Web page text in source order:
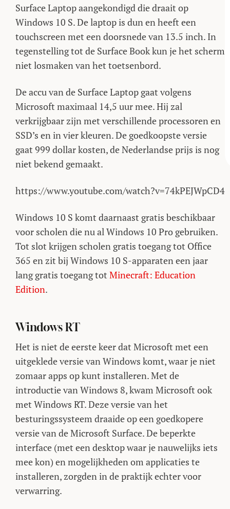
Surface Laptop aangekondigd die draait op
Windows 10 S. De laptop is dun en heeft een
touchscreen met een doorsnede van 13.5 inch. In
tegenstelling tot de Surface Book kun je het scherm
niet losmaken van het toetsenbord.
De accu van de Surface Laptop gaat volgens
Microsoft maximaal 14,5 uur mee. Hij zal
verkrijgbaar zijn met verschillende processoren en
SSD’s en in vier kleuren. De goedkoopste versie
gaat 999 dollar kosten, de Nederlandse prijs is nog
niet bekend gemaakt.
https://www.youtube.com/watch?v=74kPEJWpCD4
Windows 10 S komt daarnaast gratis beschikbaar
voor scholen die nu al Windows 10 Pro gebruiken.
Tot slot krijgen scholen gratis toegang tot Office
365 en zit bij Windows 10 S-apparaten een jaar
lang gratis toegang tot Minecraft: Education
Edition.
Windows RT
Het is niet de eerste keer dat Microsoft met een
uitgeklede versie van Windows komt, waar je niet
zomaar apps op kunt installeren. Met de
introductie van Windows 8, kwam Microsoft ook
met Windows RT. Deze versie van het
besturingssysteem draaide op een goedkopere
versie van de Microsoft Surface. De beperkte
interface (met een desktop waar je nauwelijks iets
mee kon) en mogelijkheden om applicaties te
installeren, zorgden in de praktijk echter voor
verwarring.